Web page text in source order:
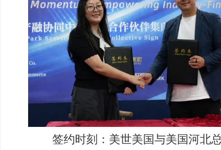
签约时刻：美世美国与美国河北